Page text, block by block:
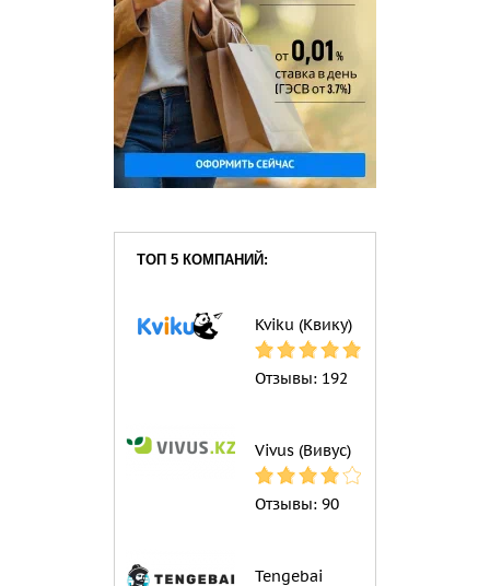
ТОП 5 КОМПАНИЙ:
Kviku (Квику)
Отзывы: 192
Vivus (Вивус)
Отзывы: 90
Tengebai